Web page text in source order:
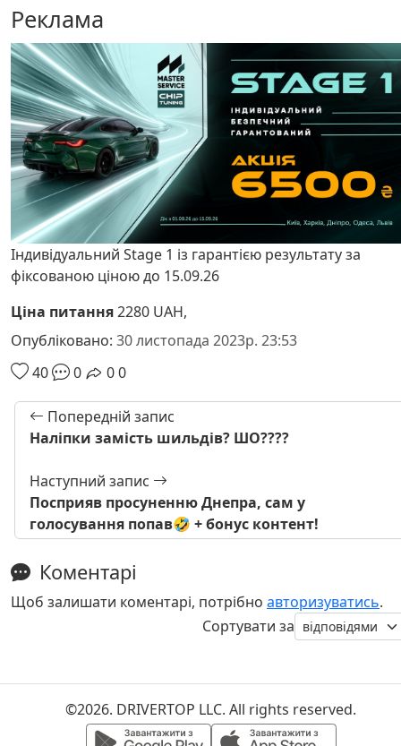
Реклама
Індивідуальний Stage 1 із гарантією результату за
фіксованою ціною до 15.09.26
Ціна питання2280 UAH,
Опубліковано: 30 листопада 2023р. 23:53
40
0 00
Попередній запис
Наліпки замість шильдів? ШО????
Наступний запис
Посприяв просуненню Днепра, сам у
голосування попав🤣 + бонус контент!
Коментарі
Щоб залишати коментарі, потрібно авторизуватись.
Сортувати за
©2026. DRIVERTOP LLC. All rights reserved.